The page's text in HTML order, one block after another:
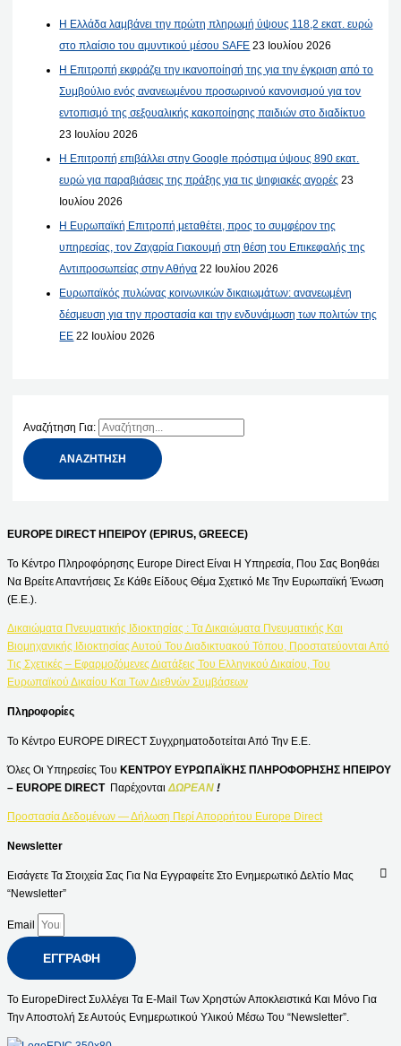
Η Ελλάδα λαμβάνει την πρώτη πληρωμή ύψους 118,2 εκατ. ευρώ
στο πλαίσιο του αμυντικού μέσου SAFE 23 Ιουλίου 2026
Η Επιτροπή εκφράζει την ικανοποίησή της για την έγκριση από το
Συμβούλιο ενός ανανεωμένου προσωρινού κανονισμού για τον
εντοπισμό της σεξουαλικής κακοποίησης παιδιών στο διαδίκτυο
23 Ιουλίου 2026
Η Επιτροπή επιβάλλει στην Google πρόστιμα ύψους 890 εκατ.
ευρώ για παραβιάσεις της πράξης για τις ψηφιακές αγορές 23
Ιουλίου 2026
Η Ευρωπαϊκή Επιτροπή μεταθέτει, προς το συμφέρον της
υπηρεσίας, τον Ζαχαρία Γιακουμή στη θέση του Επικεφαλής της
Αντιπροσωπείας στην Αθήνα 22 Ιουλίου 2026
Ευρωπαϊκός πυλώνας κοινωνικών δικαιωμάτων: ανανεωμένη
δέσμευση για την προστασία και την ενδυνάμωση των πολιτών της
ΕΕ 22 Ιουλίου 2026
Αναζήτηση Για:
EUROPE DIRECT ΗΠΕΙΡΟΥ (EPIRUS, GREECE)
Το Κέντρο Πληροφόρησης Europe Direct Είναι Η Υπηρεσία, Που Σας Βοηθάει
Να Βρείτε Απαντήσεις Σε Κάθε Είδους Θέμα Σχετικό Με Την Ευρωπαϊκή Ένωση
(Ε.Ε.).
Δικαιώματα Πνευματικής Ιδιοκτησίας : Τα Δικαιώματα Πνευματικής Και
Βιομηχανικής Ιδιοκτησίας Αυτού Του Διαδικτυακού Τόπου, Προστατεύονται Από
Τις Σχετικές – Εφαρμοζόμενες Διατάξεις Του Ελληνικού Δικαίου, Του
Ευρωπαϊκού Δικαίου Και Των Διεθνών Συμβάσεων
Πληροφορίες
Το Κέντρο EUROPE DIRECT Συγχρηματοδοτείται Από Την Ε.Ε.
Όλες Οι Υπηρεσίες Του ΚΕΝΤΡΟΥ ΕΥΡΩΠΑΪΚΗΣ ΠΛΗΡΟΦΟΡΗΣΗΣ ΗΠΕΙΡΟΥ
– EUROPE DIRECT Παρέχονται ΔΩΡΕΑΝ !
Προστασία Δεδομένων — Δήλωση Περί Απορρήτου Europe Direct
Newsletter
Εισάγετε Τα Στοιχεία Σας Για Να Εγγραφείτε Στο Ενημερωτικό Δελτίο Μας
“Newsletter”
Email
ΕΓΓΡΑΦΉ
Το EuropeDirect Συλλέγει Τα E-Mail Των Χρηστών Αποκλειστικά Και Μόνο Για
Την Αποστολή Σε Αυτούς Ενημερωτικού Υλικού Μέσω Του “Newsletter”.